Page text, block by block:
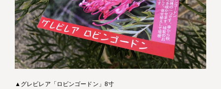
▲グレビレア「ロビンゴードン」8寸